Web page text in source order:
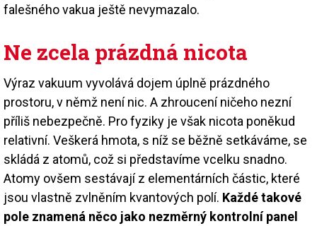
falešného vakua ještě nevymazalo.
Ne zcela prázdná nicota
Výraz vakuum vyvolává dojem úplně prázdného
prostoru, v němž není nic. A zhroucení ničeho nezní
příliš nebezpečně. Pro fyziky je však nicota poněkud
relativní. Veškerá hmota, s níž se běžně setkáváme, se
skládá z atomů, což si představíme vcelku snadno.
Atomy ovšem sestávají z elementárních částic, které
jsou vlastně zvlněním kvantových polí. Každé takové
pole znamená něco jako nezměrný kontrolní panel